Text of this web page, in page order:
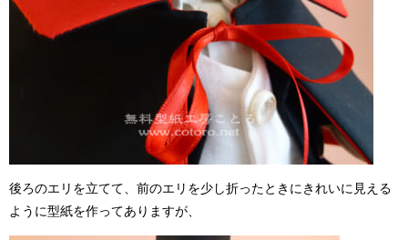
後ろのエリを立てて、前のエリを少し折ったときにきれいに見える
ように型紙を作ってありますが、